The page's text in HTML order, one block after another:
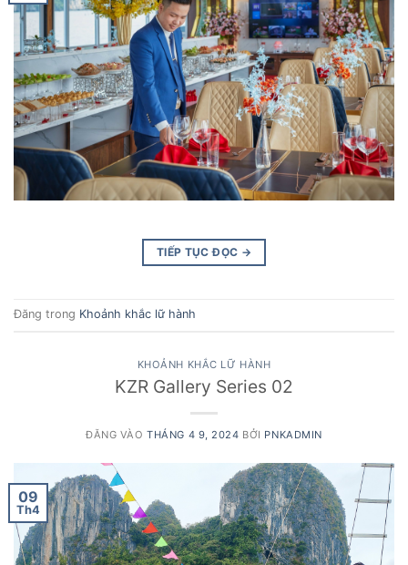
TIẾP TỤC ĐỌC →
Đăng trong Khoảnh khắc lữ hành
KHOẢNH KHẮC LỮ HÀNH
KZR Gallery Series 02
ĐĂNG VÀOTHÁNG 4 9, 2024 BỞI PNKADMIN
09
Th4